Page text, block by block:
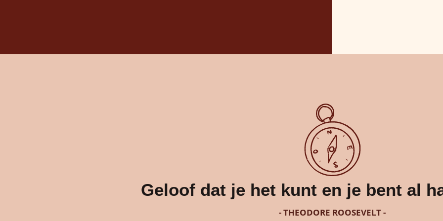
Geloof dat je het kunt en je bent al
- THEODORE ROOSEVELT -